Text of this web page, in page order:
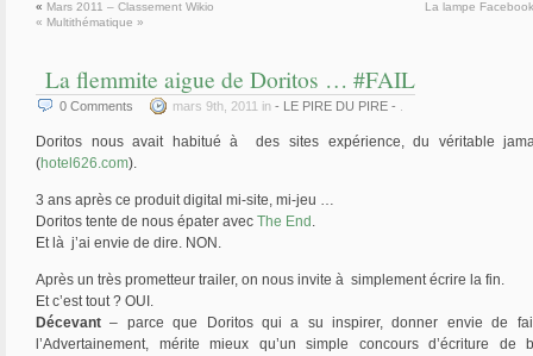
« Mars 2011 – Classement Wikio
« Multithématique »
La lampe
La flemmite aigue de Doritos … #FAIL
0 Comments mars 9th, 2011 in - LE PIRE DU PIRE -
Doritos nous avait habitué à des sites expérience, du véritable
(hotel626.com).
3 ans après ce produit digital mi-site, mi-jeu …
Doritos tente de nous épater avec The End .
Et là j’ai envie de dire. NON.
Après un très prometteur trailer, on nous invite à simplement écrire la fin.
Et c’est tout ? OUI.
Décevant – parce que Doritos qui a su inspirer, donner envie de
l’Advertainement, mérite mieux qu’un simple concours d’écriture de